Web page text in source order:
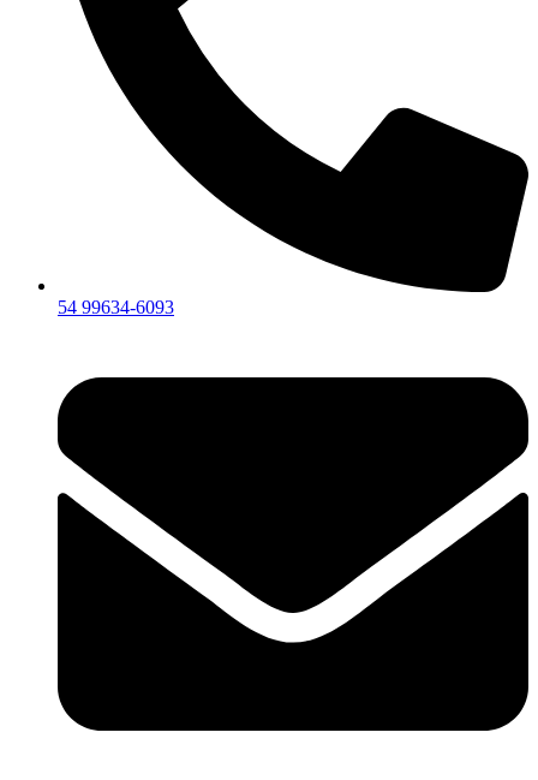
54 99634‑6093‬